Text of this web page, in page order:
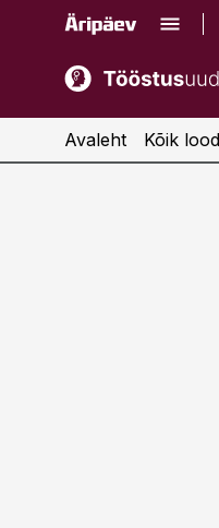
kaubandus.ee
Avaleht Kõik lood